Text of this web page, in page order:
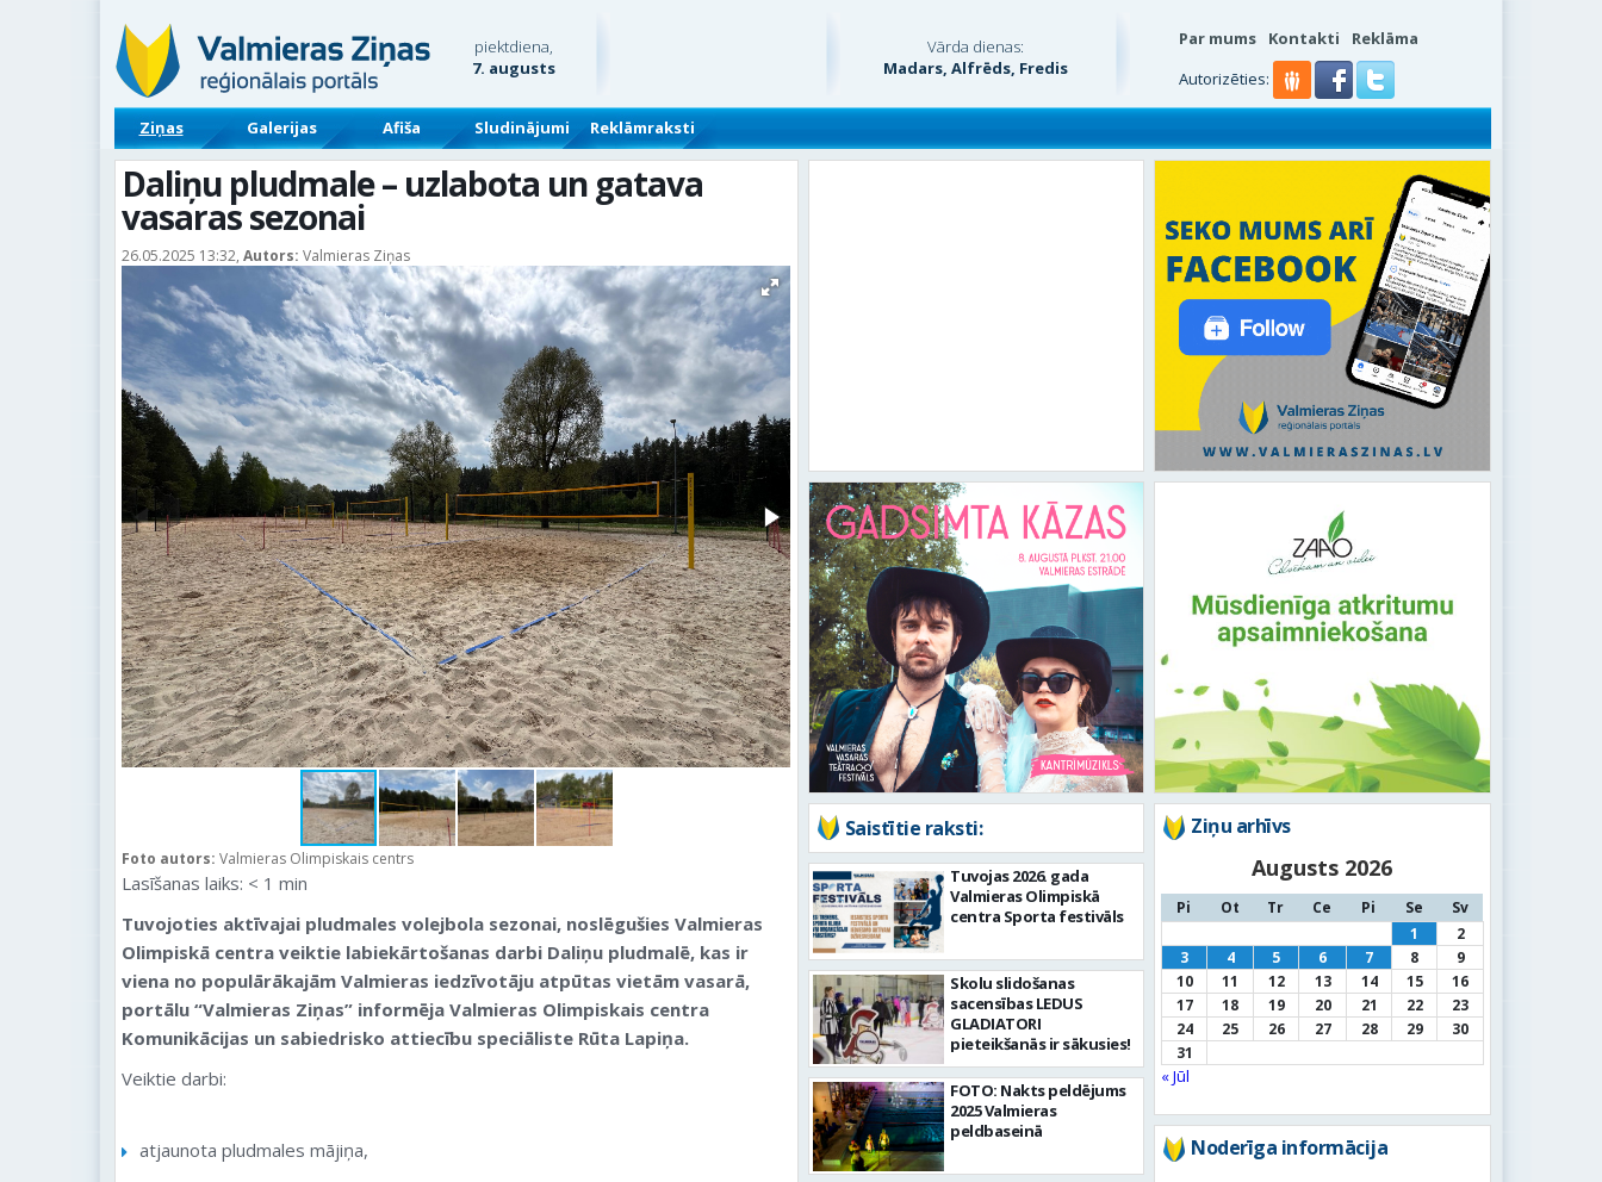
piektdiena,
7. augusts
Vārda dienas:
Madars, Alfrēds, Fredis
Par mums Kontakti
Reklāma
Autorizēties:
Ziņas Galerijas Afiša Sludinājumi Reklāmraksti
Daliņu pludmale – uzlabota un gatava
vasaras sezonai
26.05.2025 13:32, Autors: Valmieras Ziņas
Foto autors: Valmieras Olimpiskais centrs
Lasīšanas laiks: < 1 min
Tuvojoties aktīvajai pludmales volejbola sezonai, noslēgušies Valmieras
Olimpiskā centra veiktie labiekārtošanas darbi Daliņu pludmalē, kas ir
viena no populārākajām Valmieras iedzīvotāju atpūtas vietām vasarā,
portālu “Valmieras Ziņas” informēja Valmieras Olimpiskais centra
Komunikācijas un sabiedrisko attiecību speciāliste Rūta Lapiņa.
Veiktie darbi:
atjaunota pludmales mājiņa,
Saistītie raksti:
Tuvojas 2026. gada
Valmieras Olimpiskā
centra Sporta festivāls
Skolu slidošanas
sacensības LEDUS
GLADIATORI
pieteikšanās ir sākusies!
FOTO: Nakts peldējums
2025 Valmieras
peldbaseinā
Ziņu arhīvs
Augusts 2026
Pi Ot Tr Ce Pi Se
Sv
1
2
3
4 5 6 7 8
9
10
11 12 13 14 15
16
17
18 19 20 21 22
23
24
25 26 27 28 29
30
31
« Jūl
Noderīga informācija